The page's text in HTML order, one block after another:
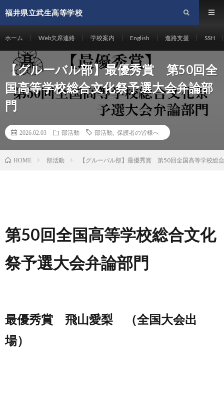
福井県立武生高等学校
ホーム Web欠席連絡 学校案内 English 進路支援 SSH
【グルーバル部】最優秀賞 第50回全
国高等学校総合文化祭予選大会弁論部
門
2026.02.03 部活動 部活動 保護者の皆様へ
HOME 部活動 【グルーバル部】最優秀賞 第50回全国高等学校総
第50回全国高等学校総合文化
祭予選大会弁論部門
最優秀賞 飛山愛梨 （全国大会出
場）